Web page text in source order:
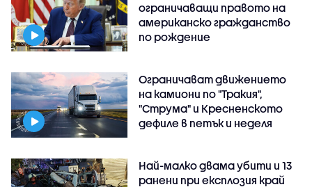
ограничаващи правото на
американско гражданство
по рождение
Ограничават движението
на камиони по "Тракия",
"Струма" и Кресненското
дефиле в петък и неделя
Най-малко двама убити и 13
ранени при експлозия край